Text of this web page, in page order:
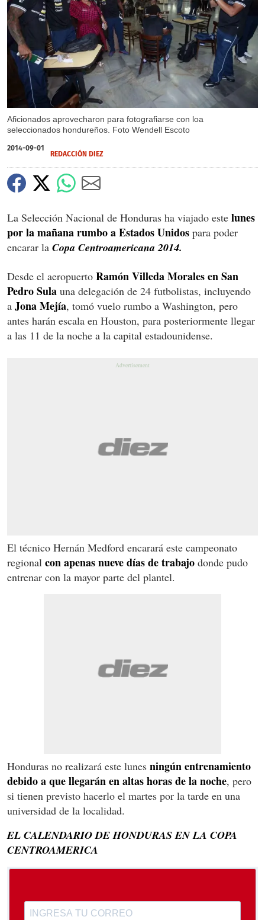
Aficionados aprovecharon para fotografiarse con loa
seleccionados hondureños. Foto Wendell Escoto
2014-09-01
REDACCIÓN DIEZ
La Selección Nacional de Honduras ha viajado este lunes
por la mañana rumbo a Estados Unidos para poder
encarar la Copa Centroamericana 2014.
Desde el aeropuerto Ramón Villeda Morales en San
Pedro Sula una delegación de 24 futbolistas, incluyendo
a Jona Mejía, tomó vuelo rumbo a Washington, pero
antes harán escala en Houston, para posteriormente llegar
a las 11 de la noche a la capital estadounidense.
El técnico Hernán Medford encarará este campeonato
regional con apenas nueve días de trabajo donde pudo
entrenar con la mayor parte del plantel.
Honduras no realizará este lunes ningún entrenamiento
debido a que llegarán en altas horas de la noche, pero
si tienen previsto hacerlo el martes por la tarde en una
universidad de la localidad.
EL CALENDARIO DE HONDURAS EN LA COPA
CENTROAMERICA